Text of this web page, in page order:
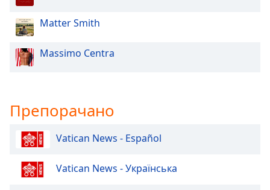
Matter Smith
Massimo Centra
Препорачано
Vatican News - Español
Vatican News - Українська